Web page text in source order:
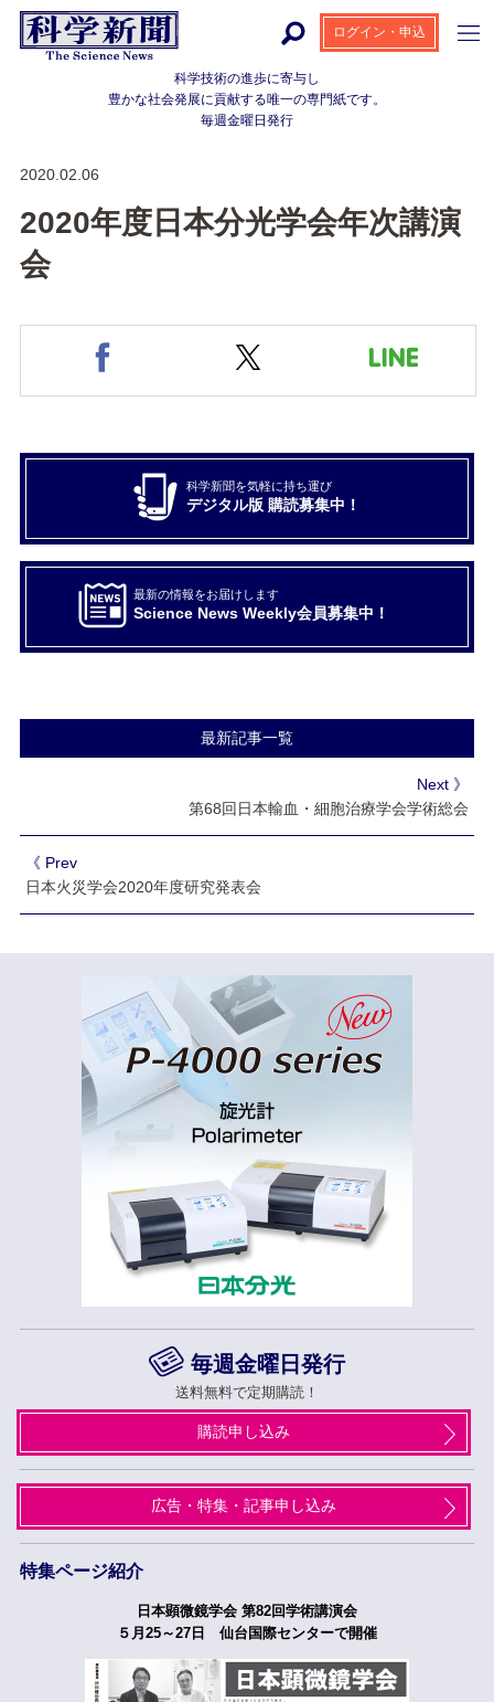
科学技術の進歩に寄与し
豊かな社会発展に貢献する唯一の専門紙です。
毎週金曜日発行
ログイン・申込
2020.02.06
2020年度日本分光学会年次講演
会
科学新聞を気軽に持ち運び
デジタル版 購読募集中！
最新の情報をお届けします
Science News Weekly会員募集中！
最新記事一覧
Next 》
第68回日本輸血・細胞治療学会学術総会
《 Prev
日本火災学会2020年度研究発表会
毎週金曜日発行
送料無料で定期購読！
購読申し込み
広告・特集・記事申し込み
特集ページ紹介
日本顕微鏡学会 第82回学術講演会
５月25～27日 仙台国際センターで開催